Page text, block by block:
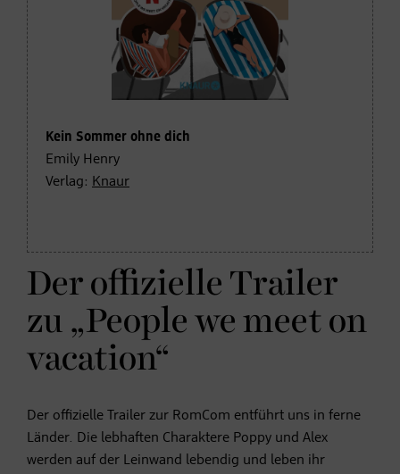
Kein Sommer ohne dich
Emily Henry
Verlag: Knaur
Der offizielle Trailer
zu „People we meet on
vacation“
Der offizielle Trailer zur RomCom entführt uns in ferne
Länder. Die lebhaften Charaktere Poppy und Alex
werden auf der Leinwand lebendig und leben ihr